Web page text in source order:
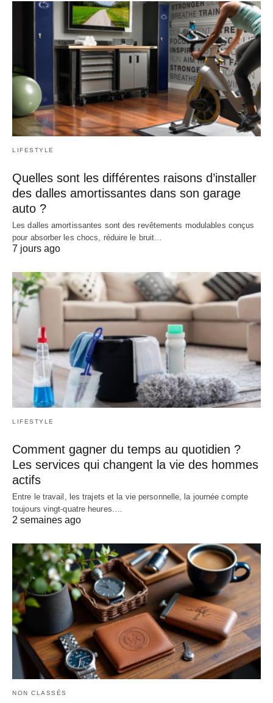
LIFESTYLE
Quelles sont les différentes raisons d’installer
des dalles amortissantes dans son garage
auto ?
Les dalles amortissantes sont des revêtements modulables conçus
pour absorber les chocs, réduire le bruit…
7 jours ago
LIFESTYLE
Comment gagner du temps au quotidien ?
Les services qui changent la vie des hommes
actifs
Entre le travail, les trajets et la vie personnelle, la journée compte
toujours vingt-quatre heures.…
2 semaines ago
NON CLASSÉS